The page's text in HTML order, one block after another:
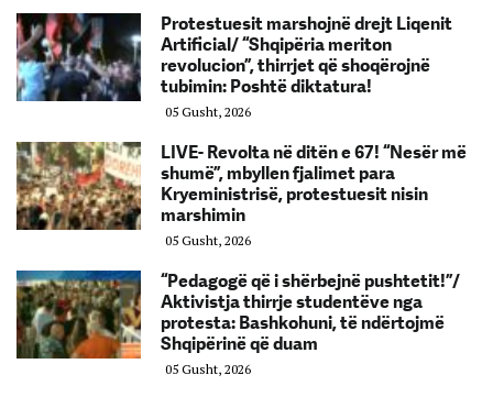
Protestuesit marshojnë drejt Liqenit
Artificial/ “Shqipëria meriton
revolucion”, thirrjet që shoqërojnë
tubimin: Poshtë diktatura!
05 Gusht, 2026
LIVE- Revolta në ditën e 67! “Nesër më
shumë”, mbyllen fjalimet para
Kryeministrisë, protestuesit nisin
marshimin
05 Gusht, 2026
“Pedagogë që i shërbejnë pushtetit!”/
Aktivistja thirrje studentëve nga
protesta: Bashkohuni, të ndërtojmë
Shqipërinë që duam
05 Gusht, 2026